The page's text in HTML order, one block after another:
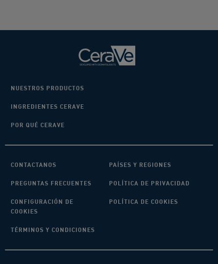
NUESTROS PRODUCTOS
INGREDIENTES CERAVE
POR QUÉ CERAVE
CONTACTANOS PAÍSES Y REGIONES
PREGUNTAS FRECUENTES POLÍTICA DE PRIVACIDAD
CONFIGURACIÓN DE
COOKIES
POLÍTICA DE COOKIES
TÉRMINOS Y CONDICIONES